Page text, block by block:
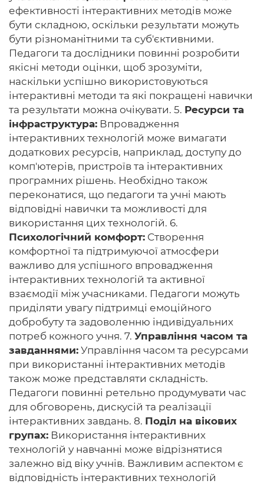
ефективності інтерактивних методів може
бути складною, оскільки результати можуть
бути різноманітними та суб'єктивними.
Педагоги та дослідники повинні розробити
якісні методи оцінки, щоб зрозуміти,
наскільки успішно використовуються
інтерактивні методи та які покращені навички
та результати можна очікувати. 5. Ресурси та
інфраструктура: Впровадження
інтерактивних технологій може вимагати
додаткових ресурсів, наприклад, доступу до
комп'ютерів, пристроїв та інтерактивних
програмних рішень. Необхідно також
переконатися, що педагоги та учні мають
відповідні навички та можливості для
використання цих технологій. 6.
Психологічний комфорт: Створення
комфортної та підтримуючої атмосфери
важливо для успішного впровадження
інтерактивних технологій та активної
взаємодії між учасниками. Педагоги можуть
приділяти увагу підтримці емоційного
добробуту та задоволенню індивідуальних
потреб кожного учня. 7. Управління часом та
завданнями: Управління часом та ресурсами
при використанні інтерактивних методів
також може представляти складність.
Педагоги повинні ретельно продумувати час
для обговорень, дискусій та реалізації
інтерактивних завдань. 8. Поділ на вікових
групах: Використання інтерактивних
технологій у навчанні може відрізнятися
залежно від віку учнів. Важливим аспектом є
відповідність інтерактивних технологій